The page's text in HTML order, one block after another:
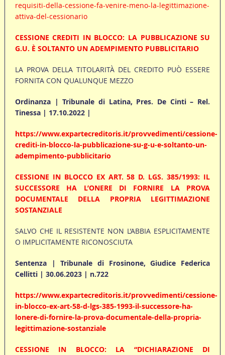
requisiti-della-cessione-fa-venire-meno-la-legittimazione-
attiva-del-cessionario
CESSIONE CREDITI IN BLOCCO: LA PUBBLICAZIONE SU
G.U. È SOLTANTO UN ADEMPIMENTO PUBBLICITARIO
LA PROVA DELLA TITOLARITÀ DEL CREDITO PUÒ ESSERE
FORNITA CON QUALUNQUE MEZZO
Ordinanza | Tribunale di Latina, Pres. De Cinti – Rel.
Tinessa | 17.10.2022 |
https://www.expartecreditoris.it/provvedimenti/cessione-
crediti-in-blocco-la-pubblicazione-su-g-u-e-soltanto-un-
adempimento-pubblicitario
CESSIONE IN BLOCCO EX ART. 58 D. LGS. 385/1993: IL
SUCCESSORE HA L’ONERE DI FORNIRE LA PROVA
DOCUMENTALE DELLA PROPRIA LEGITTIMAZIONE
SOSTANZIALE
SALVO CHE IL RESISTENTE NON L’ABBIA ESPLICITAMENTE
O IMPLICITAMENTE RICONOSCIUTA
Sentenza | Tribunale di Frosinone, Giudice Federica
Cellitti | 30.06.2023 | n.722
https://www.expartecreditoris.it/provvedimenti/cessione-
in-blocco-ex-art-58-d-lgs-385-1993-il-successore-ha-
lonere-di-fornire-la-prova-documentale-della-propria-
legittimazione-sostanziale
CESSIONE IN BLOCCO: LA “DICHIARAZIONE DI